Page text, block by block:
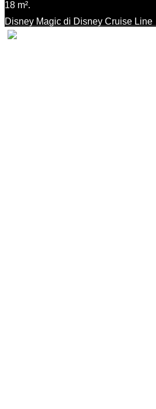
18 m².
Disney Magic di Disney Cruise Line